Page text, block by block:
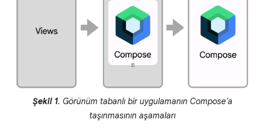
Şekil 1. Görünüm tabanlı bir uygulamanın Compose'a
taşınmasının aşamaları